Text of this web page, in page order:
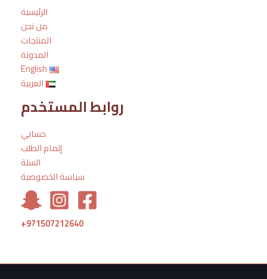
الرئيسية
من نحن
المنتجات
المدونة
English
العربية
روابط المستخدم
حسابي
إتمام الطلب
السلة
سياسة الخصوصية
+971507212640